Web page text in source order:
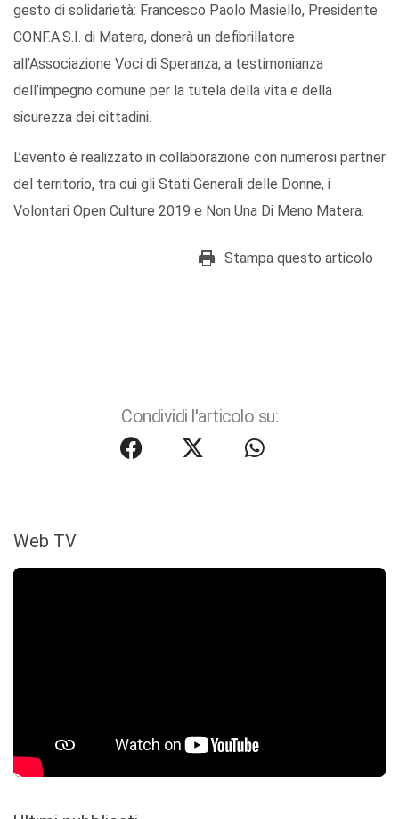
gesto di solidarietà: Francesco Paolo Masiello, Presidente
CONF.A.S.I. di Matera, donerà un defibrillatore
all’Associazione Voci di Speranza, a testimonianza
dell’impegno comune per la tutela della vita e della
sicurezza dei cittadini.
L’evento è realizzato in collaborazione con numerosi partner
del territorio, tra cui gli Stati Generali delle Donne, i
Volontari Open Culture 2019 e Non Una Di Meno Matera.
Stampa questo articolo
Condividi l'articolo su:
Web TV